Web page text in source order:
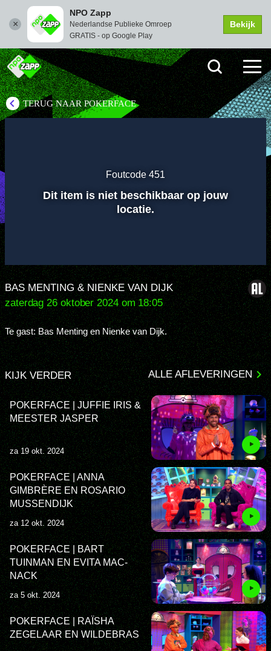
NPO Zapp
Nederlandse Publieke Omroep
GRATIS - op Google Play
Bekijk
TERUG NAAR POKERFACE
Foutcode 451
Dit item is niet beschikbaar op jouw
locatie.
BAS MENTING & NIENKE VAN DIJK
zaterdag 26 oktober 2024 om 18:05
Te gast: Bas Menting en Nienke van Dijk.
ALLE AFLEVERINGEN
KIJK VERDER
POKERFACE | JUFFIE IRIS &
MEESTER JASPER
za 19 okt. 2024
POKERFACE | ANNA
GIMBRÈRE EN ROSARIO
MUSSENDIJK
za 12 okt. 2024
POKERFACE | BART
TUINMAN EN EVITA MAC-
NACK
za 5 okt. 2024
POKERFACE | RAÏSHA
ZEGELAAR EN WILDEBRAS